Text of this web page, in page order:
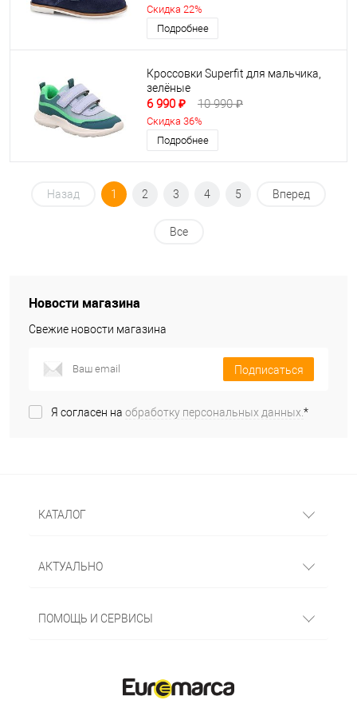
Скидка 22%
Подробнее
Кроссовки Superfit для мальчика,
зелёные
6 990 ₽ 10 990 ₽
Скидка 36%
Подробнее
Назад 1 2 3 4 5 Вперед
Все
Новости магазина
Свежие новости магазина
Подписаться
Я согласен на обработку персональных данных.*
КАТАЛОГ
АКТУАЛЬНО
ПОМОЩЬ И СЕРВИСЫ